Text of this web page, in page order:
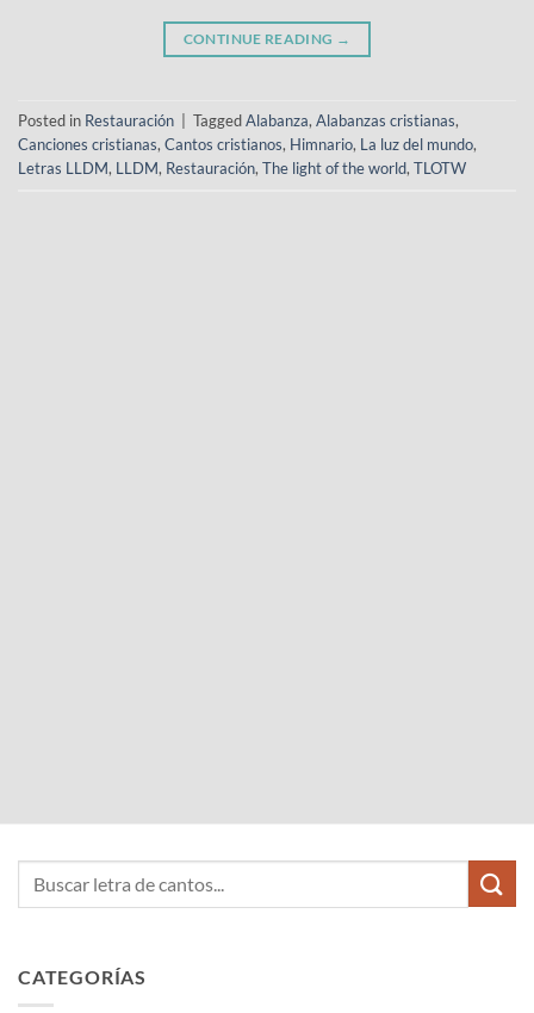
CONTINUE READING →
Posted in Restauración TaggedAlabanza, Alabanzas cristianas,
Canciones cristianas, Cantos cristianos, Himnario, La luz del mundo,
Letras LLDM, LLDM, Restauración, The light of the world, TLOTW
CATEGORÍAS